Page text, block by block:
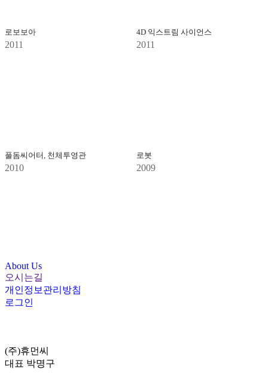
로보보아
2011
4D 익스트림 사이언스
2011
풀돔씨어터, 천체투영관
2010
로봇
2009
About Us
오시는길
개인정보관리방침
로그인
(주)휴먼씨
대표 박명구